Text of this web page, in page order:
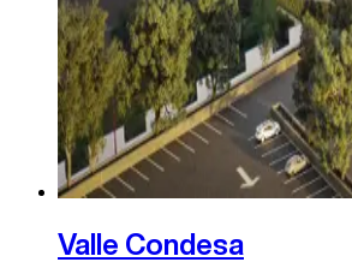
Valle Condesa